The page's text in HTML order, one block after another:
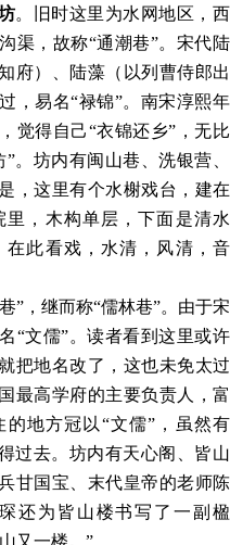
。旧时这里为水网地区，西
渠，故称“通潮巷”。宋代陆
府）、陆藻（以列曹侍郎出
，易名“禄锦”。南宋淳熙年
觉得自己“衣锦还乡”，无比
。坊内有闽山巷、洗银营、
，这里有个水榭戏台，建在
，木构单层，下面是清水
此看戏，水清，风清，音
”，继而称“儒林巷”。由于宋
“文儒”。读者看到这里或许
把地名改了，这也未免太过
最高学府的主要负责人，富
地方冠以“文儒”，虽然有
过去。坊内有天心阁、皆山
甘国宝、末代皇帝的老师陈
还为皆山楼书写了一副楹
又一楼。”